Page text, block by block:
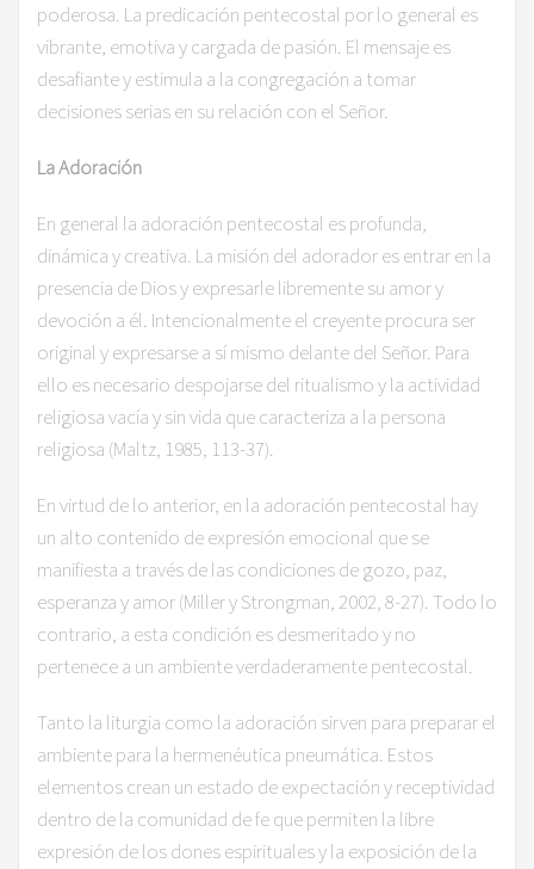
poderosa. La predicación pentecostal por lo general es
vibrante, emotiva y cargada de pasión. El mensaje es
desafiante y estimula a la congregación a tomar
decisiones serias en su relación con el Señor.
La Adoración
En general la adoración pentecostal es profunda,
dinámica y creativa. La misión del adorador es entrar en la
presencia de Dios y expresarle libremente su amor y
devoción a él. Intencionalmente el creyente procura ser
original y expresarse a sí mismo delante del Señor. Para
ello es necesario despojarse del ritualismo y la actividad
religiosa vacía y sin vida que caracteriza a la persona
religiosa (Maltz, 1985, 113-37).
En virtud de lo anterior, en la adoración pentecostal hay
un alto contenido de expresión emocional que se
manifiesta a través de las condiciones de gozo, paz,
esperanza y amor (Miller y Strongman, 2002, 8-27). Todo lo
contrario, a esta condición es desmeritado y no
pertenece a un ambiente verdaderamente pentecostal.
Tanto la liturgia como la adoración sirven para preparar el
ambiente para la hermenéutica pneumática. Estos
elementos crean un estado de expectación y receptividad
dentro de la comunidad de fe que permiten la libre
expresión de los dones espirituales y la exposición de la